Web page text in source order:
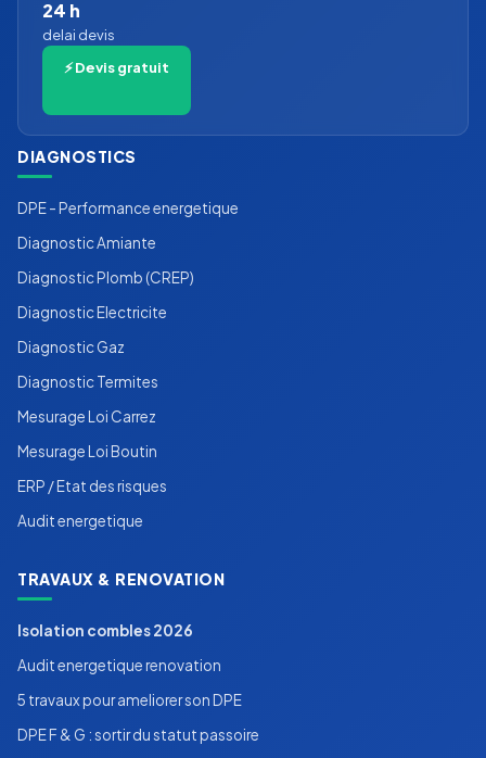
24 h
delai devis
⚡ Devis gratuit
DIAGNOSTICS
DPE - Performance energetique
Diagnostic Amiante
Diagnostic Plomb (CREP)
Diagnostic Electricite
Diagnostic Gaz
Diagnostic Termites
Mesurage Loi Carrez
Mesurage Loi Boutin
ERP / Etat des risques
Audit energetique
TRAVAUX & RENOVATION
Isolation combles 2026
Audit energetique renovation
5 travaux pour ameliorer son DPE
DPE F & G : sortir du statut passoire